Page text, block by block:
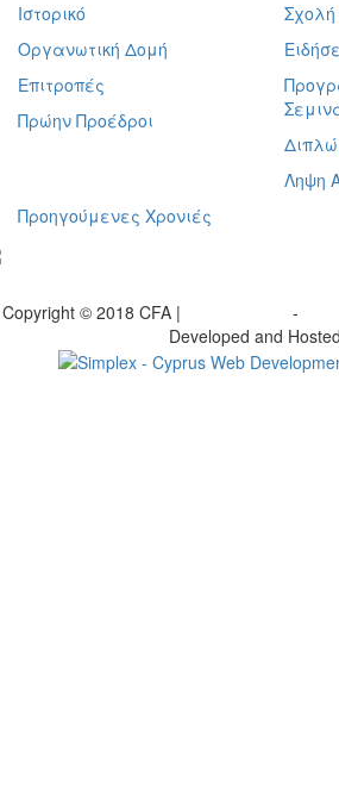
Ιστορικό
Οργανωτική Δομή
Επιτροπές
Πρώην Προέδροι
Ληψη
Προηγούμενες Χρονιές
Copyright © 2018 CFA | -
Developed and